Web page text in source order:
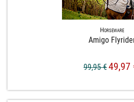
Horseware
Amigo
99,95 €49,97